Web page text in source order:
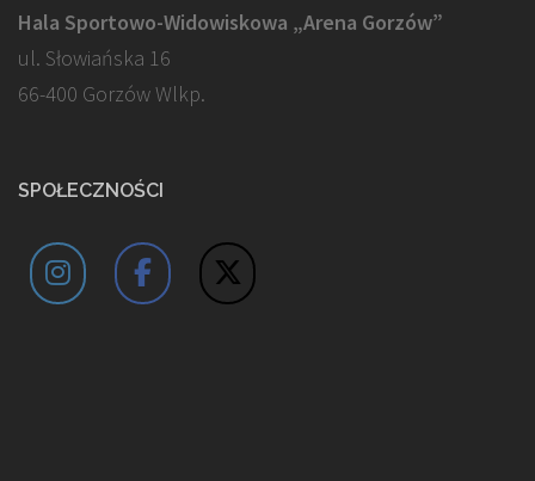
Hala Sportowo-Widowiskowa „Arena Gorzów”
ul. Słowiańska 16
66-400 Gorzów Wlkp.
SPOŁECZNOŚCI